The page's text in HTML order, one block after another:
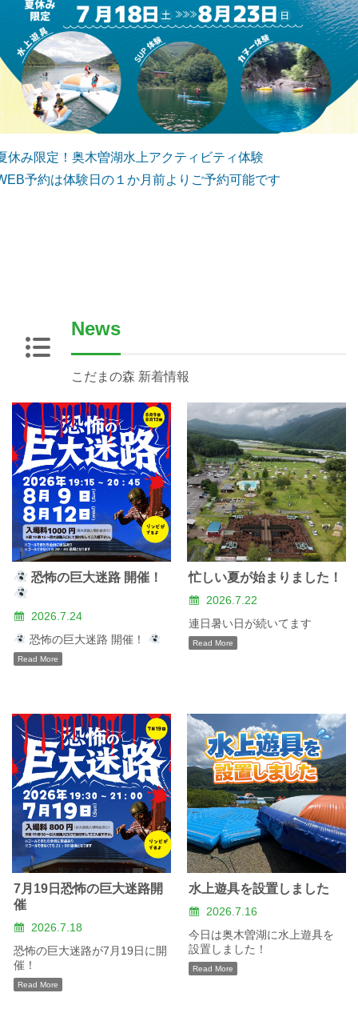
休み限定！奥木曽湖水上アクティビティ体験
予約は体験日の１か月前よりご予約可能です
News
こだまの森 新着情報
恐怖の巨大迷路 開催！
2026.7.24
恐怖の巨大迷路 開催！
Read More
忙しい夏が始まりました！
2026.7.22
連日暑い日が続いてます
Read More
7月19日恐怖の巨大迷路開
催
2026.7.18
恐怖の巨大迷路が7月19日に開
催！
Read More
水上遊具を設置しました
2026.7.16
今日は奥木曽湖に水上遊具を
設置しました！
Read More